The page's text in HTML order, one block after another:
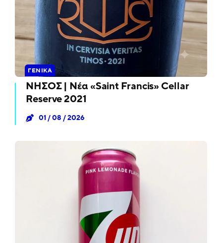
ΓΕΝΙΚΆ
ΝΗΣΟΣ | Νέα «Saint Francis» Cellar
Reserve 2021
01 / 08 / 2026